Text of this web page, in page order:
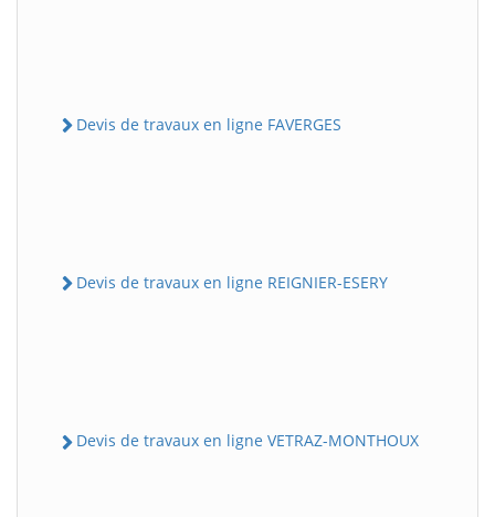
Devis de travaux en ligne FAVERGES
Devis de travaux en ligne REIGNIER-ESERY
Devis de travaux en ligne VETRAZ-MONTHOUX